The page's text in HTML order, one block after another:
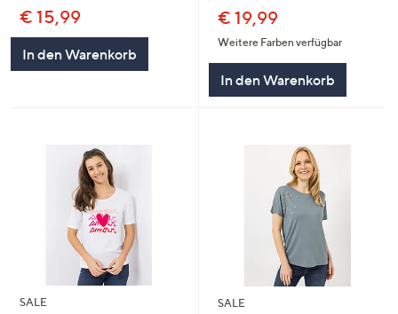
€ 15,99
In den Warenkorb
€ 19,99
Weitere Farben verfügbar
In den Warenkorb
SALE
SALE